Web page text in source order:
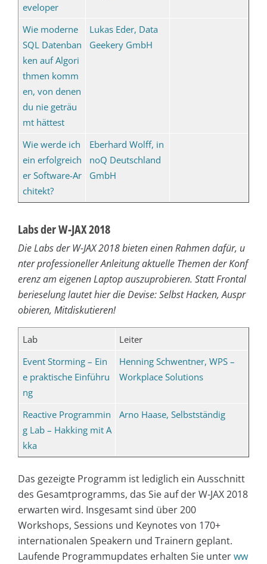
eveloper
Wie moderne
SQL Datenban
ken auf Algori
thmen komm
en, von denen
du nie geträu
mt hättest
Lukas Eder, Data
Geekery GmbH
Wie werde ich
ein erfolgreich
er Software-Ar
chitekt?
Eberhard Wolff, in
noQ Deutschland
GmbH
Labs der W-JAX 2018
Die Labs der W-JAX 2018 bieten einen Rahmen dafür, u
nter professioneller Anleitung aktuelle Themen der Konf
erenz am eigenen Laptop auszuprobieren. Statt Frontal
berieselung lautet hier die Devise: Selbst Hacken, Auspr
obieren, Mitdiskutieren!
Lab
Leiter
Event Storming – Ein
e praktische Einführu
ng
Henning Schwentner, WPS –
Workplace Solutions
Reactive Programmin
g Lab – Hakking mit A
kka
Arno Haase, Selbstständig
Das gezeigte Programm ist lediglich ein Ausschnitt
des Gesamtprogramms, das Sie auf der W-JAX 2018
erwarten wird. Insgesamt sind über 200
Workshops, Sessions und Keynotes von 170+
internationalen Speakern und Trainern geplant.
Laufende Programmupdates erhalten Sie unterww